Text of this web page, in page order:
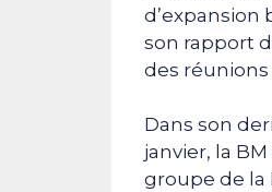
d’expansion
son rapport
des
Dans son
janvier, la
groupe de la